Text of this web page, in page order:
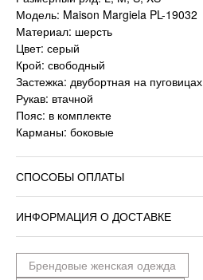
Модель: Maison Margiela PL-19032
Материал: шерсть
Цвет: серый
Крой: свободный
Застежка: двубортная на пуговицах
Рукав: втачной
Пояс: в комплекте
Карманы: боковые
СПОСОБЫ ОПЛАТЫ
ИНФОРМАЦИЯ О ДОСТАВКЕ
Брендовые женская одежда